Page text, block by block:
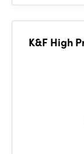
K&F High